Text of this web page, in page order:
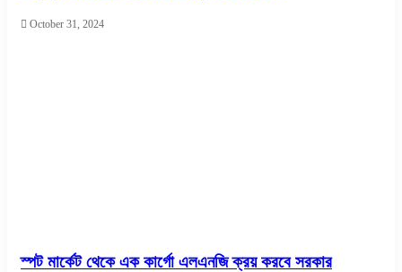
October 31, 2024
স্পট মার্কেট থেকে এক কার্গো এলএনজি ক্রয় করবে সরকার